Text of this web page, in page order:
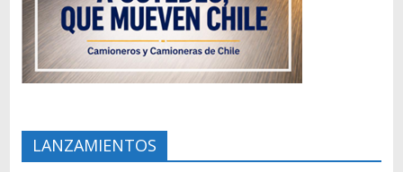
LANZAMIENTOS